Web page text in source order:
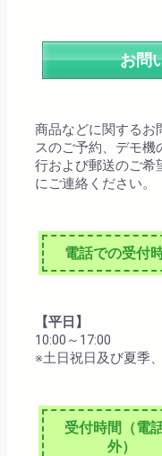
お問
商品などに関するお
スのご予約、デモ機
行および郵送のご希
にご連絡ください。
電話での受付
【平日】
10:00～17:00
※土日祝日及び夏季
受付時間（電
外）